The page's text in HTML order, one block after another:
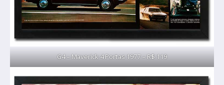
G4 – Maverick 4 Portas 1977 – R$ 119